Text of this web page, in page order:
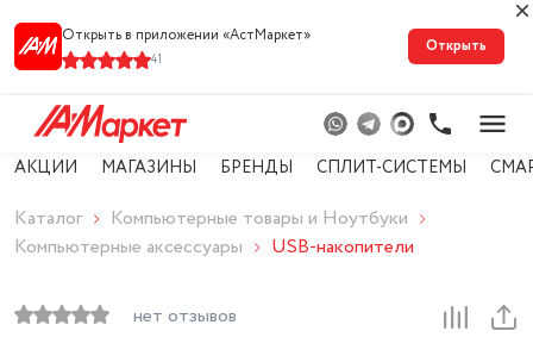
Открыть в приложении «АстМарке‪т‬»
41
Открыть
АКЦИИ МАГАЗИНЫ БРЕНДЫ СПЛИТ-СИСТЕМЫ
Каталог
Компьютерные товары и Ноутбуки
Компьютерные аксессуары
USB-накопители
нет отзывов